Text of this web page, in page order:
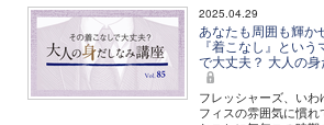
2025.04.29
あなたも周囲も輝か
『着こなし』とい
で大丈夫？ 大人の
フレッシャーズ、い
フィスの雰囲気に慣